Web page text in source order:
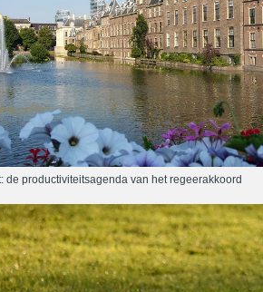
de productiviteitsagenda van het regeerakkoord